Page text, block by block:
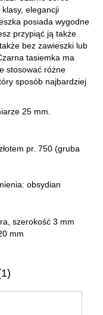
elegancji
posiada wygodne
przypiąć ją także
bez zawieszki lub
tasiemka ma
stosować różne
sposób najbardziej
25 mm.
pr. 750 (gruba
obsydian
szerokość 3 mm
mm